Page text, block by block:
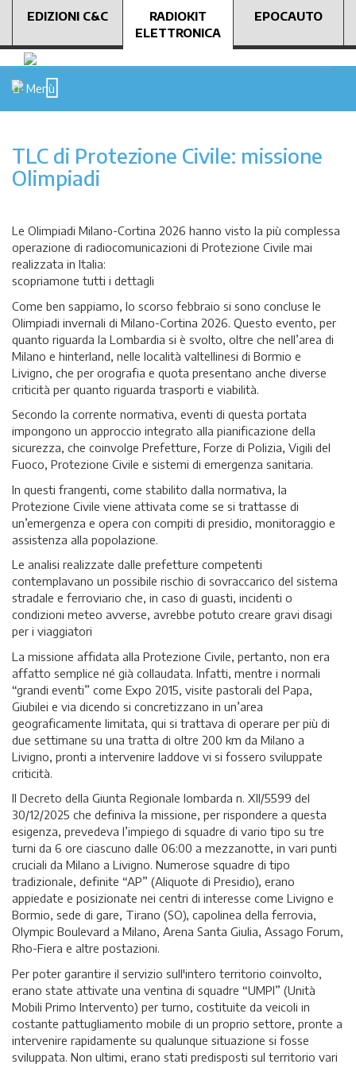
EDIZIONI C&C
RADIOKIT
ELETTRONICA
EPOCAUTO
Menù
TLC di Protezione Civile: missione
Olimpiadi
Le Olimpiadi Milano-Cortina 2026 hanno visto la più complessa
operazione di radiocomunicazioni di Protezione Civile mai
realizzata in Italia:
scopriamone tutti i dettagli
Come ben sappiamo, lo scorso febbraio si sono concluse le
Olimpiadi invernali di Milano-Cortina 2026. Questo evento, per
quanto riguarda la Lombardia si è svolto, oltre che nell’area di
Milano e hinterland, nelle località valtellinesi di Bormio e
Livigno, che per orografia e quota presentano anche diverse
criticità per quanto riguarda trasporti e viabilità.
Secondo la corrente normativa, eventi di questa portata
impongono un approccio integrato alla pianificazione della
sicurezza, che coinvolge Prefetture, Forze di Polizia, Vigili del
Fuoco, Protezione Civile e sistemi di emergenza sanitaria.
In questi frangenti, come stabilito dalla normativa, la
Protezione Civile viene attivata come se si trattasse di
un’emergenza e opera con compiti di presidio, monitoraggio e
assistenza alla popolazione.
Le analisi realizzate dalle prefetture competenti
contemplavano un possibile rischio di sovraccarico del sistema
stradale e ferroviario che, in caso di guasti, incidenti o
condizioni meteo avverse, avrebbe potuto creare gravi disagi
per i viaggiatori
La missione affidata alla Protezione Civile, pertanto, non era
affatto semplice né già collaudata. Infatti, mentre i normali
“grandi eventi” come Expo 2015, visite pastorali del Papa,
Giubilei e via dicendo si concretizzano in un’area
geograficamente limitata, qui si trattava di operare per più di
due settimane su una tratta di oltre 200 km da Milano a
Livigno, pronti a intervenire laddove vi si fossero sviluppate
criticità.
Il Decreto della Giunta Regionale lombarda n. XII/5599 del
30/12/2025 che definiva la missione, per rispondere a questa
esigenza, prevedeva l’impiego di squadre di vario tipo su tre
turni da 6 ore ciascuno dalle 06:00 a mezzanotte, in vari punti
cruciali da Milano a Livigno. Numerose squadre di tipo
tradizionale, definite “AP” (Aliquote di Presidio), erano
appiedate e posizionate nei centri di interesse come Livigno e
Bormio, sede di gare, Tirano (SO), capolinea della ferrovia,
Olympic Boulevard a Milano, Arena Santa Giulia, Assago Forum,
Rho-Fiera e altre postazioni.
Per poter garantire il servizio sull'intero territorio coinvolto,
erano state attivate una ventina di squadre “UMPI” (Unità
Mobili Primo Intervento) per turno, costituite da veicoli in
costante pattugliamento mobile di un proprio settore, pronte a
intervenire rapidamente su qualunque situazione si fosse
sviluppata. Non ultimi, erano stati predisposti sul territorio vari